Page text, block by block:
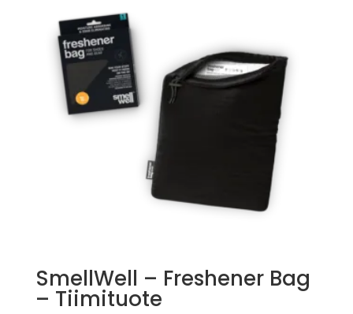
SmellWell – Freshener Bag
– Tiimituote